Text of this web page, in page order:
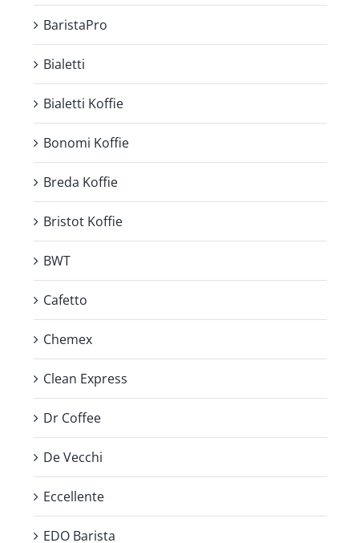
BaristaPro
Bialetti
Bialetti Koffie
Bonomi Koffie
Breda Koffie
Bristot Koffie
BWT
Cafetto
Chemex
Clean Express
Dr Coffee
De Vecchi
Eccellente
EDO Barista